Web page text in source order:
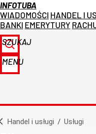
INFOTUBA
WIADOMOŚCI HANDEL I
BANKI EMERYTURY
SZUKAJ
MENU
Handel i usługi / Usługi